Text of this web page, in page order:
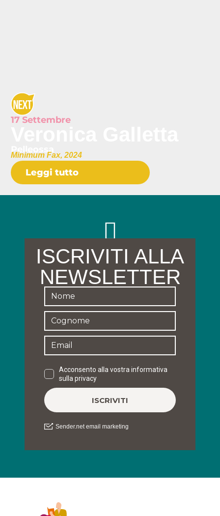
17 Settembre
Pelleossa
Minimum Fax, 2024
Leggi tutto
ISCRIVITI ALLA
NEWSLETTER